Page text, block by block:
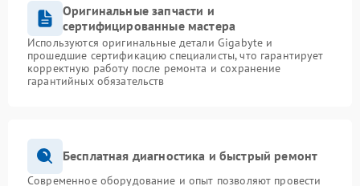
Оригинальные запчасти и
сертифицированные мастера
Используются оригинальные детали Gigabyte и
прошедшие сертификацию специалисты, что гарантирует
корректную работу после ремонта и сохранение
гарантийных обязательств
Бесплатная диагностика и быстрый ремонт
Современное оборудование и опыт позволяют провести